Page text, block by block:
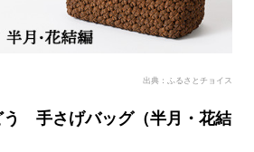
出典：ふるさとチョイス
手さげバッグ（半月・花結